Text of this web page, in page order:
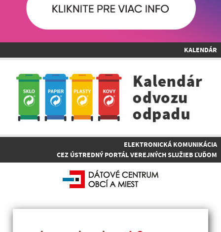
KALENDÁR
ELEKTRONICKÁ KOMUNIKÁCIA
CEZ ÚSTREDNÝ PORTÁL VEREJNÝCH SLUŽIEB ĽUĎOM